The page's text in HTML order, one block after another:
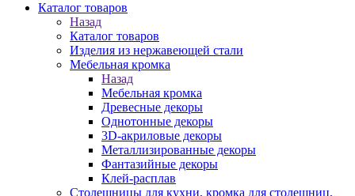
Каталог товаров
Назад
Каталог товаров
Изделия из нержавеющей стали
Мебельная кромка
Назад
Мебельная кромка
Древесные декоры
Однотонные декоры
3D-акриловые декоры
Металлизированные декоры
Фантазийные декоры
Клей-расплав
Столешницы для кухни, кромка для столешниц,